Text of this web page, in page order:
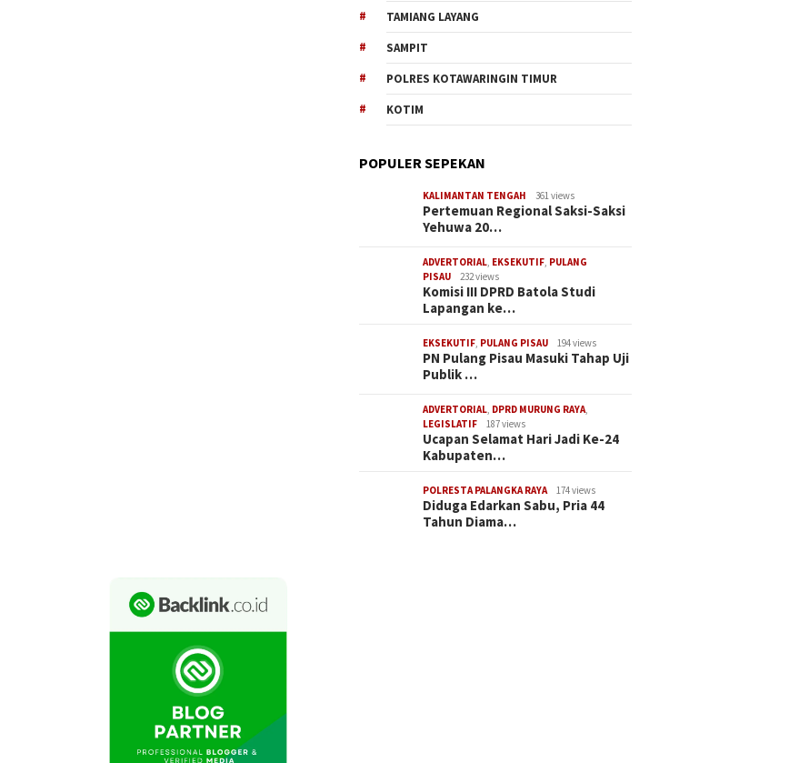
TAMIANG LAYANG
SAMPIT
POLRES KOTAWARINGIN TIMUR
KOTIM
POPULER SEPEKAN
KALIMANTAN TENGAH 361 views
Pertemuan Regional Saksi-Saksi
Yehuwa 20…
ADVERTORIAL, EKSEKUTIF, PULANG
PISAU
232 views
Komisi III DPRD Batola Studi
Lapangan ke…
EKSEKUTIF, PULANG PISAU 194 views
PN Pulang Pisau Masuki Tahap Uji
Publik …
ADVERTORIAL, DPRD MURUNG RAYA,
LEGISLATIF
187 views
Ucapan Selamat Hari Jadi Ke-24
Kabupaten…
POLRESTA PALANGKA RAYA 174 views
Diduga Edarkan Sabu, Pria 44
Tahun Diama…